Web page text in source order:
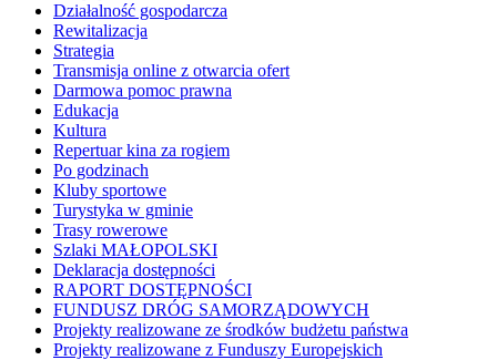
Działalność gospodarcza
Rewitalizacja
Strategia
Transmisja online z otwarcia ofert
Darmowa pomoc prawna
Edukacja
Kultura
Repertuar kina za rogiem
Po godzinach
Kluby sportowe
Turystyka w gminie
Trasy rowerowe
Szlaki MAŁOPOLSKI
Deklaracja dostępności
RAPORT DOSTĘPNOŚCI
FUNDUSZ DRÓG SAMORZĄDOWYCH
Projekty realizowane ze środków budżetu państwa
Projekty realizowane z Funduszy Europejskich